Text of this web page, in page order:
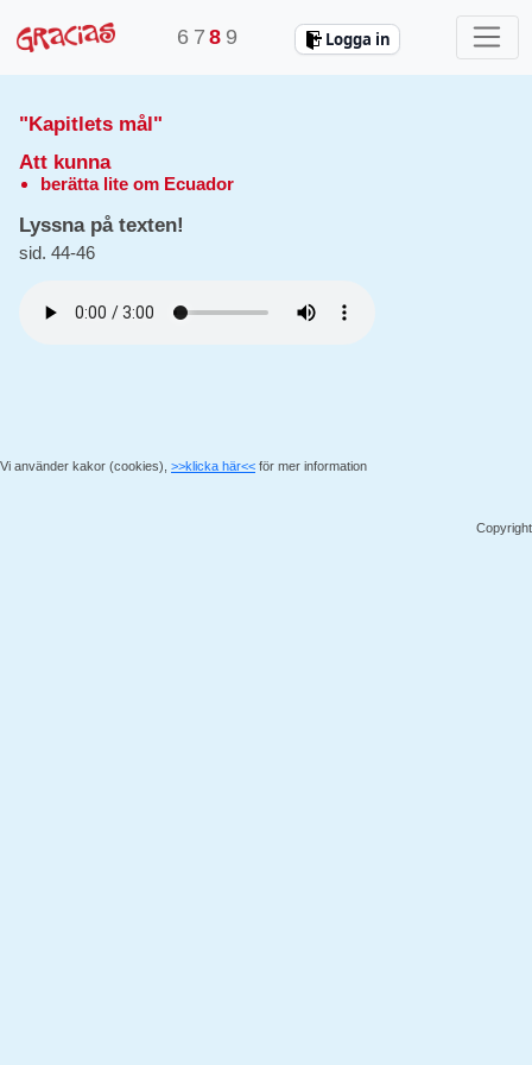
6 7 8 9 Logga in
"Kapitlets mål"
Att kunna
berätta lite om Ecuador
Lyssna på texten!
sid. 44-46
Vi använder kakor (cookies), >>klicka här<< för mer information
Copyright